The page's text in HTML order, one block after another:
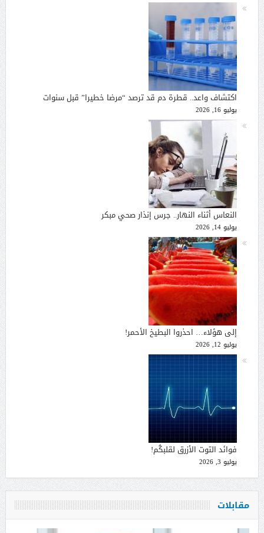
اكتشاف واعد.. قطرة دم قد ترصد “مرضا خطيرا” قبل سنوات
يوليو 16, 2026
النعاس أثناء النهار.. جرس إنذار صحي مبكر
يوليو 14, 2026
إلى هؤلاء… احذروا البطيخ الأحمر!
يوليو 12, 2026
فوائد التوت الأزرق لقلبكُم!
يوليو 3, 2026
مقابلات